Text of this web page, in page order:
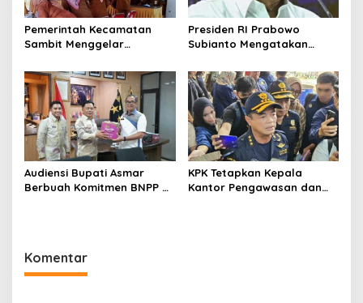
Pemerintah Kecamatan
Sambit Menggelar
Koordinasi Persiapan HUT
RI ke-81 Tahun 2026
Presiden RI Prabowo
Subianto Mengatakan
Jurnalis dan LSM Seperti
Londo Ireng
Audiensi Bupati Asmar
Berbuah Komitmen BNPP RI
KPK Tetapkan Kepala
Kantor Pengawasan dan
Komentar